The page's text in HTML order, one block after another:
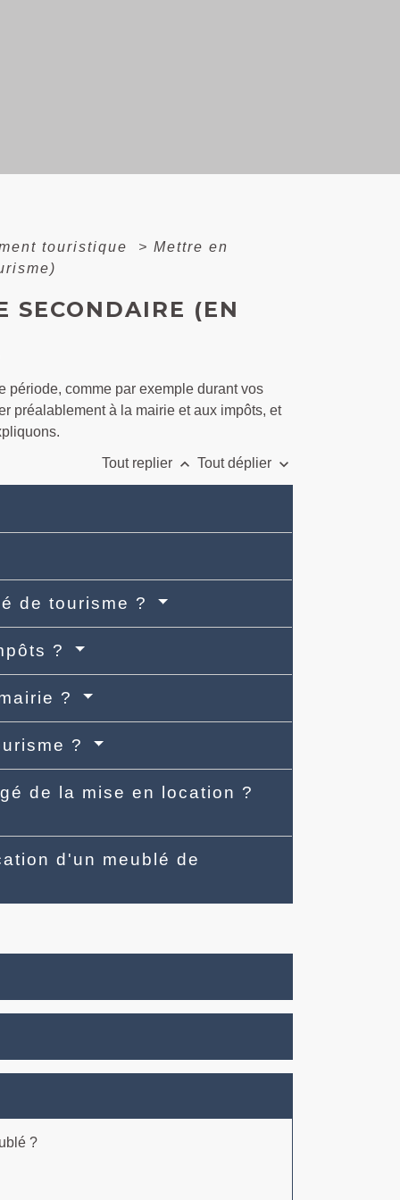
touristique > Mettre en
SECONDAIRE (EN
période, comme par exemple durant vos
préalablement à la mairie et aux impôts, et
Tout replier keyboard_arrow_up Tout déplier keyboard_arrow_down
de tourisme ?
?
?
?
de la mise en location ?
d'un meublé de
?